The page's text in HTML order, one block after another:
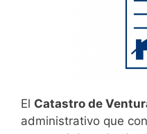
El Catastro de
administrativo que